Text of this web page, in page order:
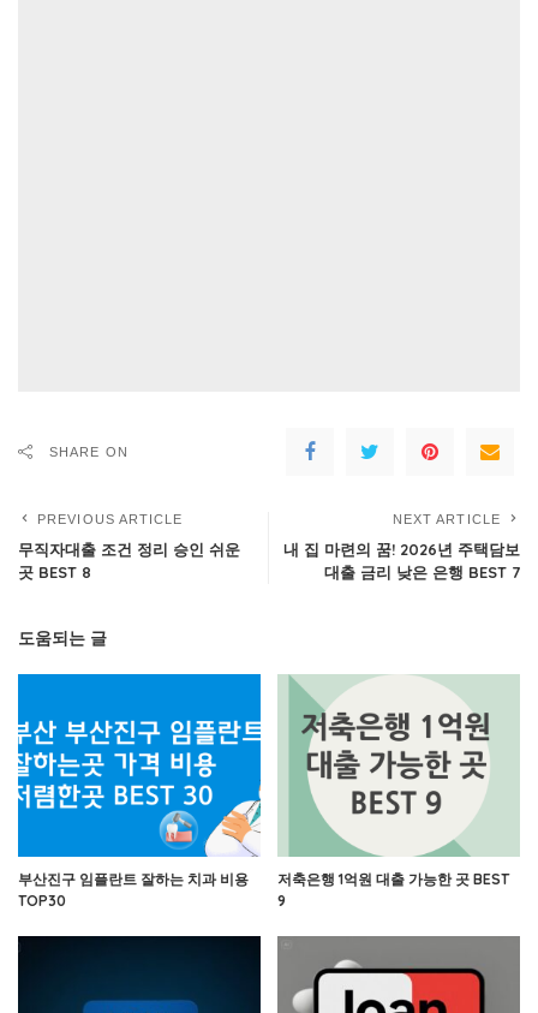
SHARE ON
PREVIOUS ARTICLE
무직자대출 조건 정리 승인 쉬운
곳 BEST 8
NEXT ARTICLE
내 집 마련의 꿈! 2026년 주택담보
대출 금리 낮은 은행 BEST 7
도움되는 글
부산진구 임플란트 잘하는 치과 비용
TOP30
저축은행 1억원 대출 가능한 곳 BEST
9